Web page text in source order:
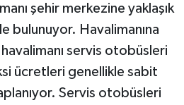
şehir merkezine yaklaşık
bulunuyor. Havalimanına
servis otobüsleri
ücretleri genellikle sabit
Servis otobüsleri